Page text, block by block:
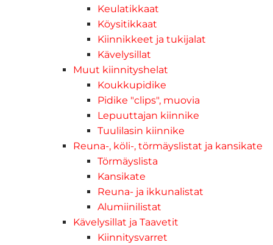
Keulatikkaat
Köysitikkaat
Kiinnikkeet ja tukijalat
Kävelysillat
Muut kiinnityshelat
Koukkupidike
Pidike "clips", muovia
Lepuuttajan kiinnike
Tuulilasin kiinnike
Reuna-, köli-, törmäyslistat ja kansikate
Törmäyslista
Kansikate
Reuna- ja ikkunalistat
Alumiinilistat
Kävelysillat ja Taavetit
Kiinnitysvarret